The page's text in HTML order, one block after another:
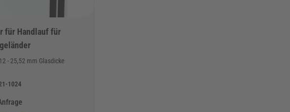
für Handlauf für
- 25,52 mm Glasdicke
1024